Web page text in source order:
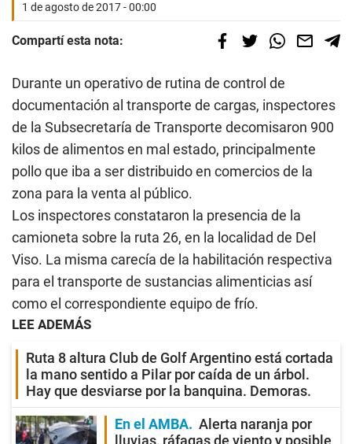
1 de agosto de 2017 - 00:00
Compartí esta nota:
Durante un operativo de rutina de control de
documentación al transporte de cargas, inspectores
de la Subsecretaría de Transporte decomisaron 900
kilos de alimentos en mal estado, principalmente
pollo que iba a ser distribuido en comercios de la
zona para la venta al público.
Los inspectores constataron la presencia de la
camioneta sobre la ruta 26, en la localidad de Del
Viso. La misma carecía de la habilitación respectiva
para el transporte de sustancias alimenticias así
como el correspondiente equipo de frío.
LEE ADEMÁS
Ruta 8 altura Club de Golf Argentino está cortada
la mano sentido a Pilar por caída de un árbol.
Hay que desviarse por la banquina. Demoras.
En el AMBA
Alerta naranja por
lluvias, ráfagas de viento y posible